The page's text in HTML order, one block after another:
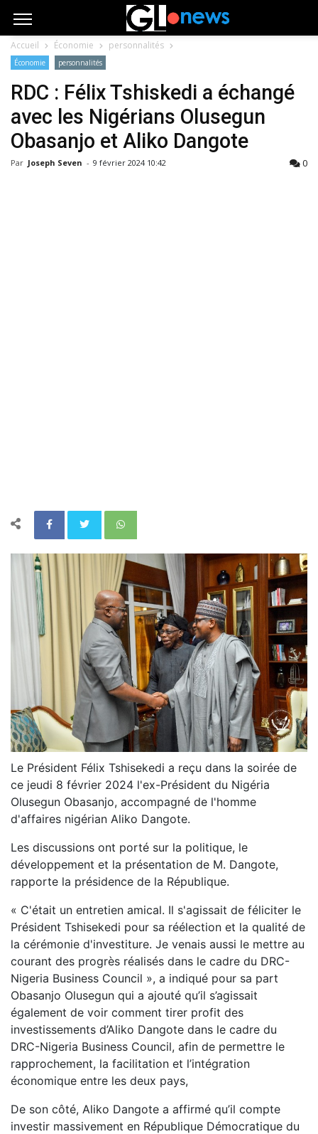
Accueil Économie personnalités
Économie personnalités
RDC : Félix Tshiskedi a échangé
avec les Nigérians Olusegun
Obasanjo et Aliko Dangote
Par Joseph Seven - 9 février 2024 10:42 0
Le Président Félix Tshisekedi a reçu dans la soirée de
ce jeudi 8 février 2024 l'ex-Président du Nigéria
Olusegun Obasanjo, accompagné de l'homme
d'affaires nigérian Aliko Dangote.
Les discussions ont porté sur la politique, le
développement et la présentation de M. Dangote,
rapporte la présidence de la République.
« C'était un entretien amical. Il s'agissait de féliciter le
Président Tshisekedi pour sa réélection et la qualité de
la cérémonie d'investiture. Je venais aussi le mettre au
courant des progrès réalisés dans le cadre du DRC-
Nigeria Business Council », a indiqué pour sa part
Obasanjo Olusegun qui a ajouté qu’il s’agissait
également de voir comment tirer profit des
investissements d’Aliko Dangote dans le cadre du
DRC-Nigeria Business Council, afin de permettre le
rapprochement, la facilitation et l’intégration
économique entre les deux pays,
De son côté, Aliko Dangote a affirmé qu’il compte
investir massivement en République Démocratique du